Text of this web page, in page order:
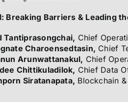
Breaking Barriers & Leading
Tantiprasongchai, Chief
Charoensedtasin, Chief
Arunwattanakul, Chief
Chittikuladilok, Chief Data
Siratanapata, Blockchain